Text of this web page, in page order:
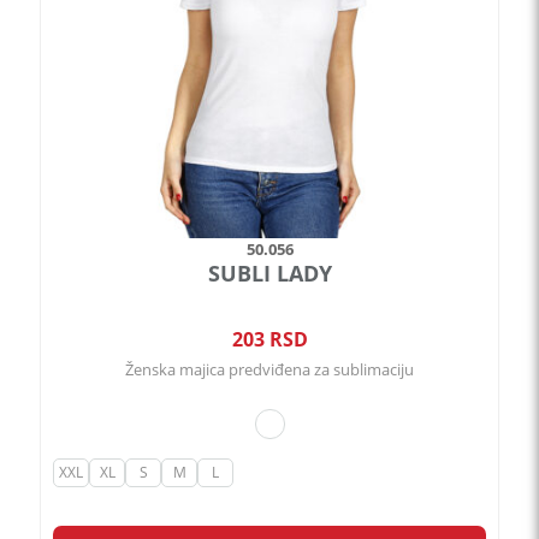
50.056
SUBLI LADY
203 RSD
Ženska majica predviđena za sublimaciju
XXL XL S M L